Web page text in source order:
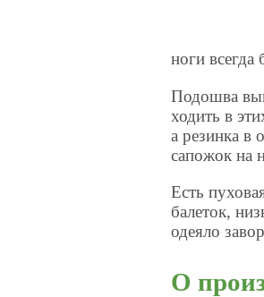
ноги всегда
Подошва
ходить в
а резинка в
сапожок на
Есть
балеток,
одеяло
О